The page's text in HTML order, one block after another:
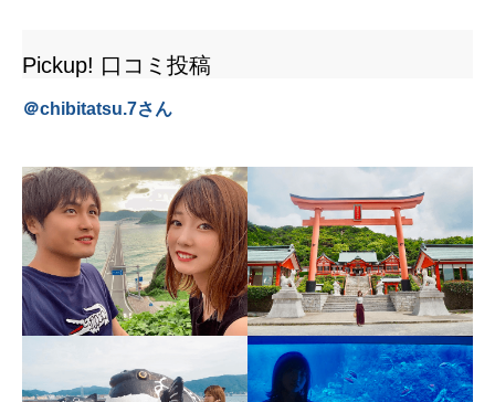
Pickup! 口コミ投稿
＠chibitatsu.7さん